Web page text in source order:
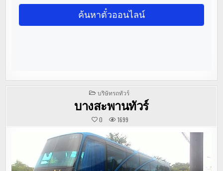
POSTED
IN
บริษัทรถทัวร์
บางสะพานทัวร์
0 1699